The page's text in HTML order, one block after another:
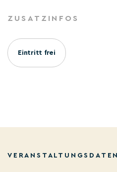
ZUSATZINFOS
Eintritt frei
VERANSTALTUNGSDATEN